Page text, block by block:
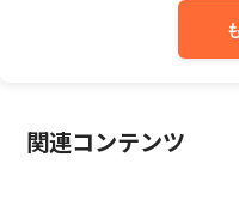
関連コンテンツ